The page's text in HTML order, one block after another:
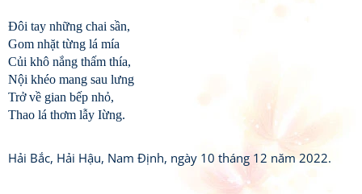
Đôi tay những chai sần,
Gom nhặt từng lá mía
Củi khô nắng thấm thía,
Nội khéo mang sau lưng
Trở về gian bếp nhỏ,
Thao lá thơm lẫy Iừng.
Hải Bắc, Hải Hậu, Nam Định, ngày 10 tháng 12 năm 2022.